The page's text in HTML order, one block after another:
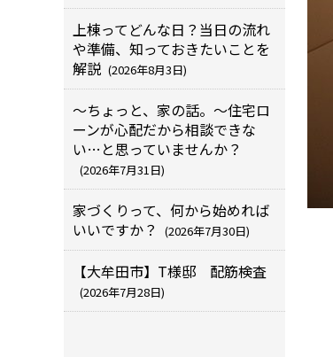
上棟ってどんな日？当日の流れ
や準備、知っておきたいことを
解説 (2026年8月3日)
～ちょっと、家の話。～住宅ロ
ーンが心配だから相談できな
い…と思っていませんか？
(2026年7月31日)
家づくりって、何から始めれば
いいですか？
(2026年7月30日)
【大牟田市】T様邸 配筋検査
(2026年7月28日)